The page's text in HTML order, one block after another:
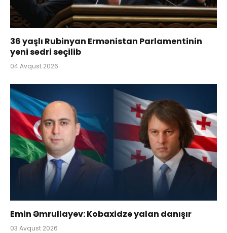
36 yaşlı Rubinyan Ermənistan Parlamentinin
yeni sədri seçilib
04 Avqust 2026
Emin Əmrullayev: Kobaxidze yalan danışır
03 Avqust 2026